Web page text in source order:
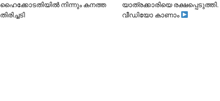
ഹൈക്കോടതിയിൽ നിന്നും കനത്ത
തിരിച്ചടി
യാത്രക്കാരിയെ രക്ഷപ്പെടുത്തി.
വീഡിയോ കാണാം